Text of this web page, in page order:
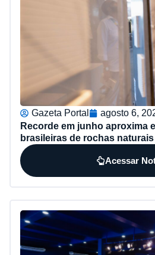
Gazeta Portal agosto 6,
Recorde em junho aproxima
brasileiras de rochas
Acessar